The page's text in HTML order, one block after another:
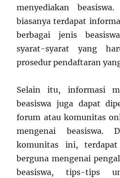
menyediakan
biasanya terdapat
berbagai jenis
syarat-syarat yang
prosedur pendaftaran
Selain itu, informasi
beasiswa juga dapat
forum atau komunitas
mengenai beasiswa.
komunitas ini,
berguna mengenai
beasiswa, tips-tips